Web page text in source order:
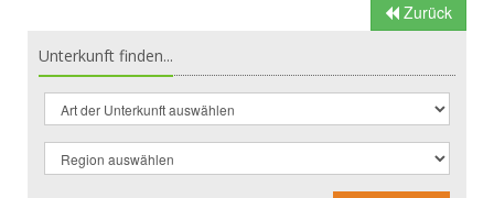
Zurück
Unterkunft finden...